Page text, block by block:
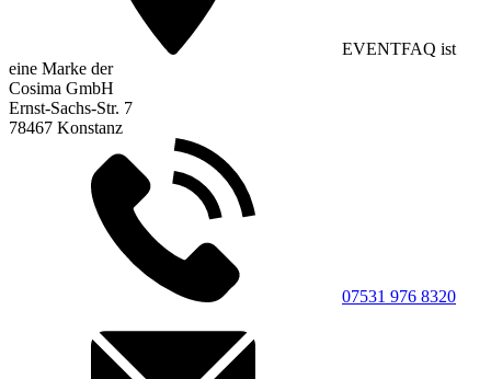
EVENTFAQ ist
eine Marke der
Cosima GmbH
Ernst-Sachs-Str. 7
78467 Konstanz
07531 976 8320